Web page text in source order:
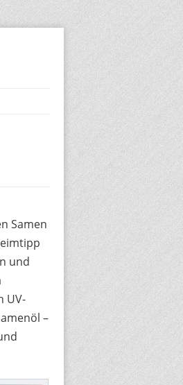
Samen
und
UV-
–